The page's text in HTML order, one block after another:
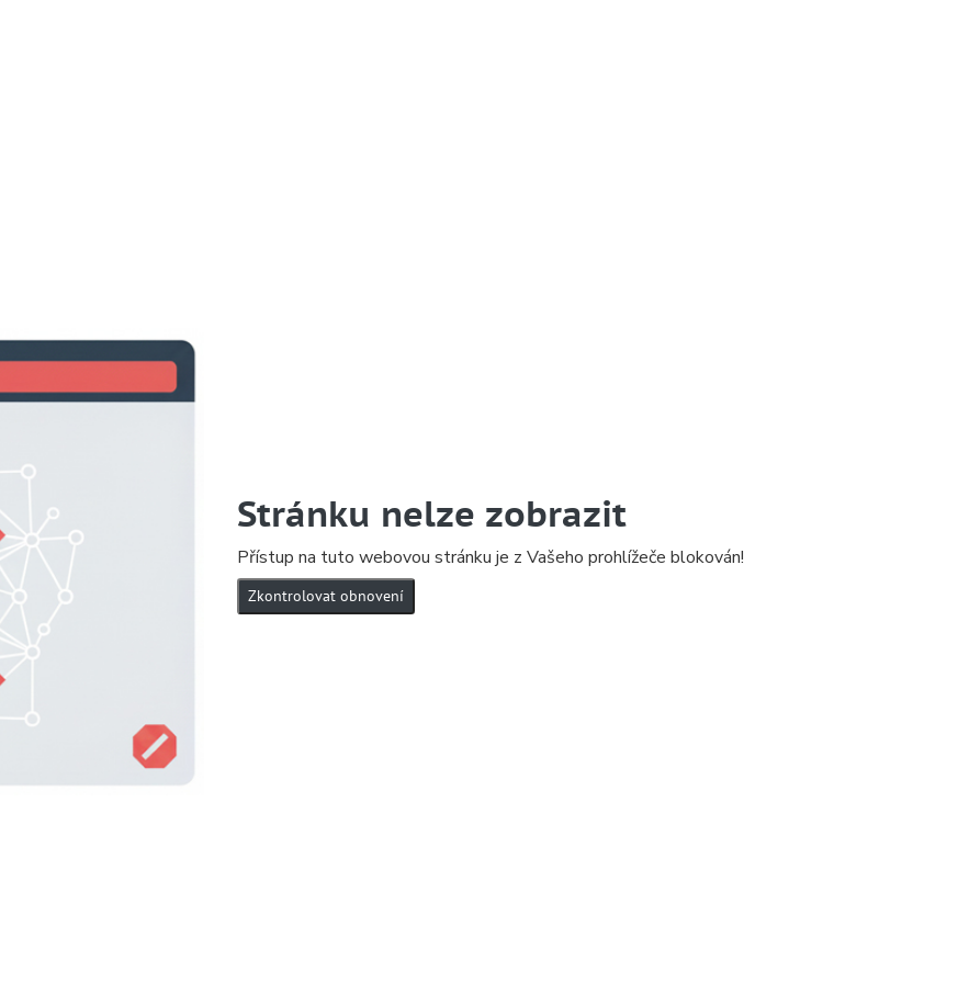
Stránku nelze zobrazit
Přístup na tuto webovou stránku je z Vašeho prohlížeče blokován!
Zkontrolovat obnovení